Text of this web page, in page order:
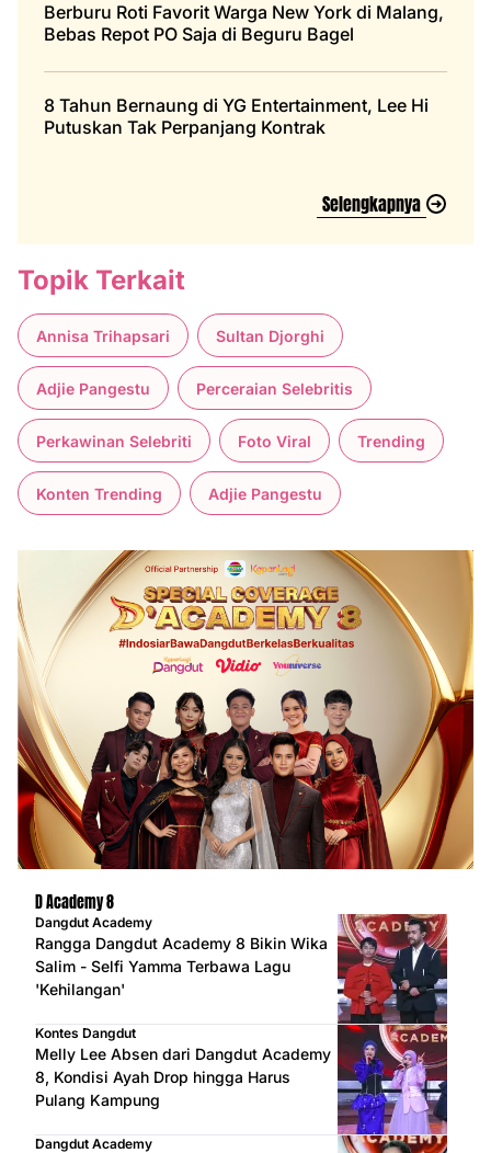
Berburu Roti Favorit Warga New York di Malang,
Bebas Repot PO Saja di Beguru Bagel
8 Tahun Bernaung di YG Entertainment, Lee Hi
Putuskan Tak Perpanjang Kontrak
Selengkapnya
Topik Terkait
Annisa Trihapsari Sultan Djorghi
Adjie Pangestu Perceraian Selebritis
Perkawinan Selebriti Foto Viral Trending
Konten Trending Adjie Pangestu
D Academy 8
Dangdut Academy
Rangga Dangdut Academy 8 Bikin Wika
Salim - Selfi Yamma Terbawa Lagu
'Kehilangan'
Kontes Dangdut
Melly Lee Absen dari Dangdut Academy
8, Kondisi Ayah Drop hingga Harus
Pulang Kampung
Dangdut Academy